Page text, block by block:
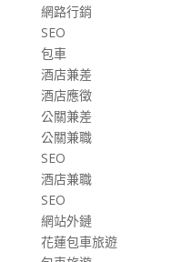
網路行銷
SEO
包車
酒店兼差
酒店應徵
公關兼差
公關兼職
SEO
酒店兼職
SEO
網站外鏈
花蓮包車旅遊